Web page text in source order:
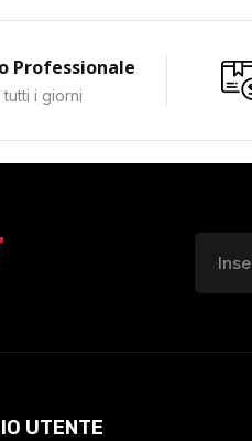
Professionale
i giorni
UTENTE